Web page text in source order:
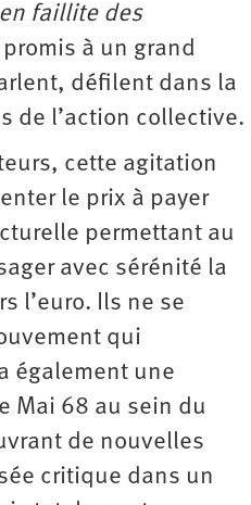
faillite des
à un grand
défilent dans la
de l’action collective.
cette agitation
le prix à payer
permettant au
avec sérénité la
l’euro. Ils ne se
qui
également une
Mai 68 au sein du
de nouvelles
critique dans un